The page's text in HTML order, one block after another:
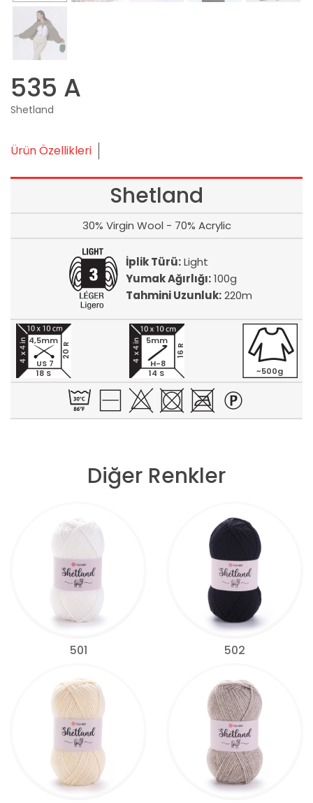
535 A
Shetland
Ürün Özellikleri
Shetland
30% Virgin Wool - 70% Acrylic
İplik Türü:Light
Yumak Ağırlığı:100g
Tahmini Uzunluk:220m
18 S
20 R
4,5mm
US 7
14 S
16 R
5mm
H-8
~500g
Diğer Renkler
501 502